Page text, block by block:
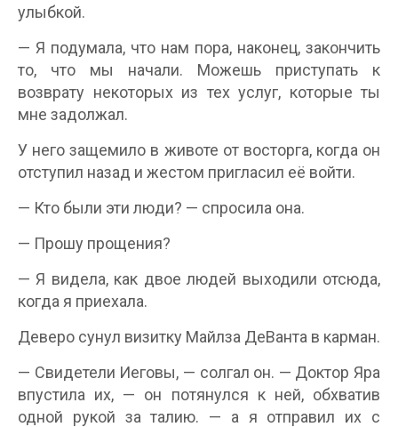
улыбкой.
— Я подумала, что нам пора, наконец, закончить
то, что мы начали. Можешь приступать к
возврату некоторых из тех услуг, которые ты
мне задолжал.
У него защемило в животе от восторга, когда он
отступил назад и жестом пригласил её войти.
— Кто были эти люди? — спросила она.
— Прошу прощения?
— Я видела, как двое людей выходили отсюда,
когда я приехала.
Деверо сунул визитку Майлза ДеВанта в карман.
— Свидетели Иеговы, — солгал он. — Доктор Яра
впустила их, — он потянулся к ней, обхватив
одной рукой за талию. — а я отправил их с